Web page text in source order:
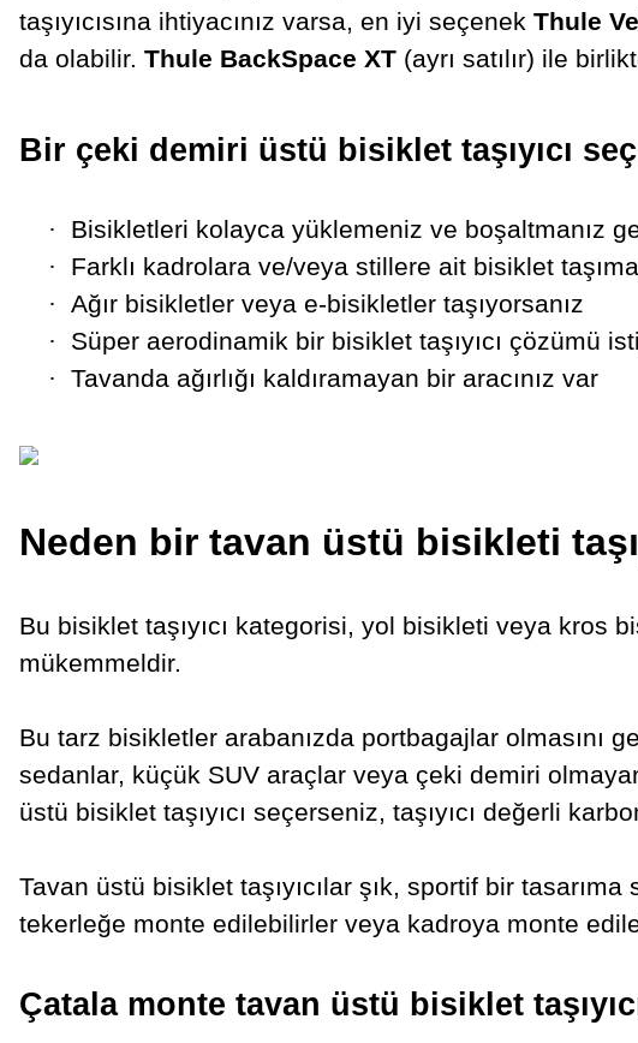
taşıyıcısına ihtiyacınız varsa, en iyi seçenek Thule
da olabilir. Thule BackSpace XT (ayrı satılır) ile
Bir çeki demiri üstü bisiklet taşıyıcı
·
Bisikletleri kolayca yüklemeniz ve boşaltmanız
·
Farklı kadrolara ve/veya stillere ait bisiklet
· Ağır bisikletler veya e-bisikletler taşıyorsanız
·
Süper aerodinamik bir bisiklet taşıyıcı çözümü
· Tavanda ağırlığı kaldıramayan bir aracınız var
Neden bir tavan üstü bisikleti
Bu bisiklet taşıyıcı kategorisi, yol bisikleti veya kros
mükemmeldir.
Bu tarz bisikletler arabanızda portbagajlar olmasını
sedanlar, küçük SUV araçlar veya çeki demiri
üstü bisiklet taşıyıcı seçerseniz, taşıyıcı değerli
Tavan üstü bisiklet taşıyıcılar şık, sportif bir
tekerleğe monte edilebilirler veya kadroya monte
Çatala monte tavan üstü bisiklet